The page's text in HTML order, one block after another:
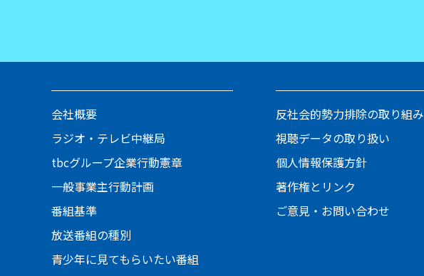
会社概要
ラジオ・テレビ中継局
tbcグループ企業行動憲章
一般事業主行動計画
番組基準
放送番組の種別
青少年に見てもらいたい番組
反社会的勢力排除の取り組み
視聴データの取り扱い
個人情報保護方針
著作権とリンク
ご意見・お問い合わせ